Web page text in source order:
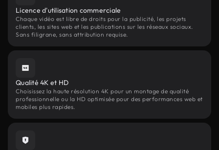
Licence d'utilisation commerciale
Chaque vidéo est libre de droits pour la publicité, les projets
clients, les sites web et les publications sur les réseaux sociaux.
Sans filigrane, sans attribution requise.
Qualité 4K et HD
Choisissez la haute résolution 4K pour un montage de qualité
professionnelle ou la HD optimisée pour des performances web et
mobiles plus rapides.